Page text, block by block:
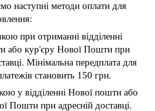
наступні методи оплати для
при отриманні відділенні
або кур'єру Нової Пошти при
Мінімальна передплата для
становить 150 грн.
у відділенні Нової пошти або
Пошти при адресній доставці.